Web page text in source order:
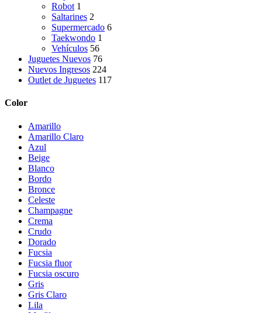
Robot 1
Saltarines 2
Supermercado 6
Taekwondo 1
Vehículos 56
Juguetes Nuevos 76
Nuevos Ingresos 224
Outlet de Juguetes 117
Color
Amarillo
Amarillo Claro
Azul
Beige
Blanco
Bordo
Bronce
Celeste
Champagne
Crema
Crudo
Dorado
Fucsia
Fucsia fluor
Fucsia oscuro
Gris
Gris Claro
Lila